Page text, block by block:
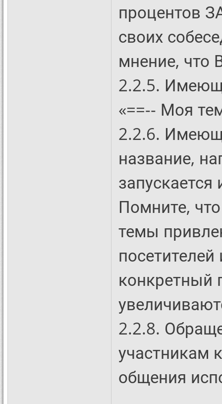
процентов
своих
мнение, что
2.2.5.
«==-- Моя
2.2.6.
название,
запускается
Помните,
темы
конкретный
2.2.8.
участникам
общения